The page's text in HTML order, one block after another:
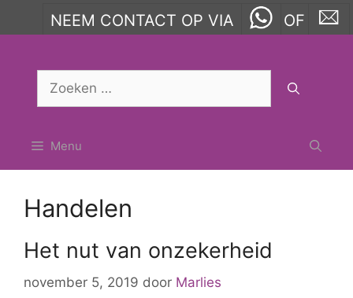
NEEM CONTACT OP VIA OF
Zoek
Menu
Handelen
Het nut van onzekerheid
november 5, 2019 door Marlies